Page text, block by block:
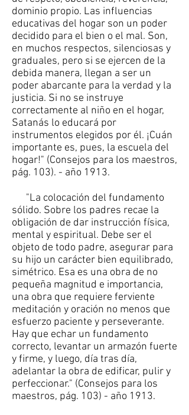
dominio propio. Las influencias
educativas del hogar son un poder
decidido para el bien o el mal. Son,
en muchos respectos, silenciosas y
graduales, pero si se ejercen de la
debida manera, llegan a ser un
poder abarcante para la verdad y la
justicia. Si no se instruye
correctamente al niño en el hogar,
Satanás lo educará por
instrumentos elegidos por él. ¡Cuán
importante es, pues, la escuela del
hogar!" (Consejos para los maestros,
pág. 103). - año 1913.
"La colocación del fundamento
sólido. Sobre los padres recae la
obligación de dar instrucción física,
mental y espiritual. Debe ser el
objeto de todo padre, asegurar para
su hijo un carácter bien equilibrado,
simétrico. Esa es una obra de no
pequeña magnitud e importancia,
una obra que requiere ferviente
meditación y oración no menos que
esfuerzo paciente y perseverante.
Hay que echar un fundamento
correcto, levantar un armazón fuerte
y firme, y luego, día tras día,
adelantar la obra de edificar, pulir y
perfeccionar." (Consejos para los
maestros, pág. 103) - año 1913.